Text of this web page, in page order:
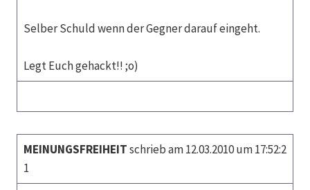
Selber Schuld wenn der Gegner darauf eingeht.
Legt Euch gehackt!! ;o)
MEINUNGSFREIHEITschrieb am 12.03.2010 um 17:52:2
1